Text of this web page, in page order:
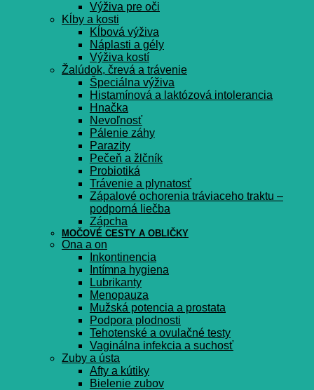
Výživa pre oči
Kĺby a kosti
Kĺbová výživa
Náplasti a gély
Výživa kostí
Žalúdok, črevá a trávenie
Špeciálna výživa
Histamínová a laktózová intolerancia
Hnačka
Nevoľnosť
Pálenie záhy
Parazity
Pečeň a žlčník
Probiotiká
Trávenie a plynatosť
Zápalové ochorenia tráviaceho traktu –
podporná liečba
Zápcha
MOČOVÉ CESTY A OBLIČKY
Ona a on
Inkontinencia
Intímna hygiena
Lubrikanty
Menopauza
Mužská potencia a prostata
Podpora plodnosti
Tehotenské a ovulačné testy
Vaginálna infekcia a suchosť
Zuby a ústa
Afty a kútiky
Bielenie zubov